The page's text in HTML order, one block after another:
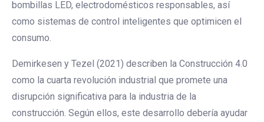
bombillas LED, electrodomésticos responsables, así
como sistemas de control inteligentes que optimicen el
consumo.
Demirkesen y Tezel (2021) describen la Construcción 4.0
como la cuarta revolución industrial que promete una
disrupción significativa para la industria de la
construcción. Según ellos, este desarrollo debería ayudar